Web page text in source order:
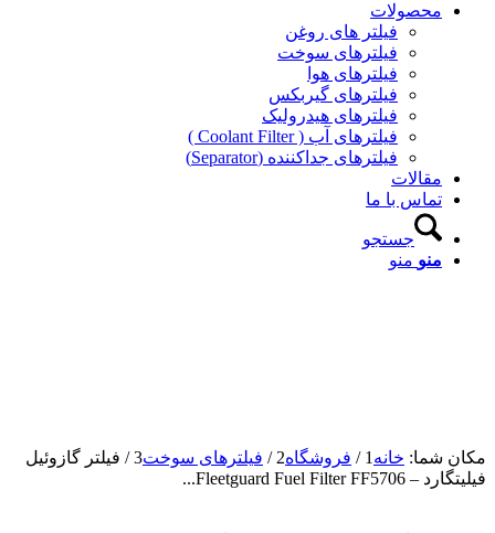
محصولات
فیلتر های روغن
فیلترهای سوخت
فیلترهای هوا
فیلترهای گیربکس
فیلترهای هیدرولیک
فیلترهای آب ( Coolant Filter )
فیلترهای جداکننده (Separator)
مقالات
تماس با ما
جستجو
منو منو
مکان شما: خانه 1
/ فروشگاه2
/ فیلترهای سوخت3
/ فیلتر گازوئیل
فیلیتگارد – Fleetguard Fuel Filter FF5706...